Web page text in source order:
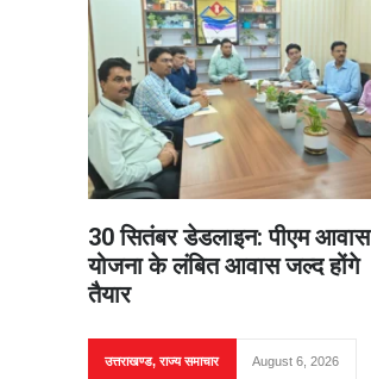
30 सितंबर डेडलाइन: पीएम आवास
योजना के लंबित आवास जल्द होंगे
तैयार
उत्तराखण्ड,राज्य समाचार August 6, 2026